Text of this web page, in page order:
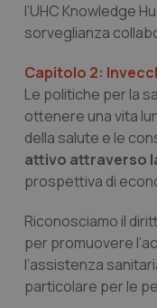
l’UHC Knowledge
sorveglianza
Capitolo 2:
Le politiche per la
ottenere una vita
della salute e le
attivo attraverso
prospettiva di
Riconosciamo il
per promuovere
l’assistenza
particolare per le